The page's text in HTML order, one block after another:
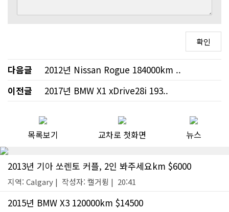
다음글
2012년 Nissan Rogue 184000km ..
이전글
2017년 BMW X1 xDrive28i 193..
목록보기 교차로 첫화면 뉴스
2013년 기아 쏘렌토 커플, 2인 봐주세요km $6000
지역: Calgary | 작성자: 캘거륑 | 20:41
2015년 BMW X3 120000km $14500